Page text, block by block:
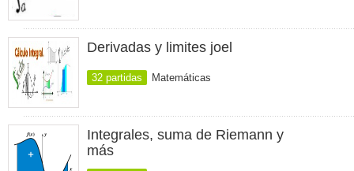
Derivadas y limites joel
32 partidas Matemáticas
Integrales, suma de Riemann y
más